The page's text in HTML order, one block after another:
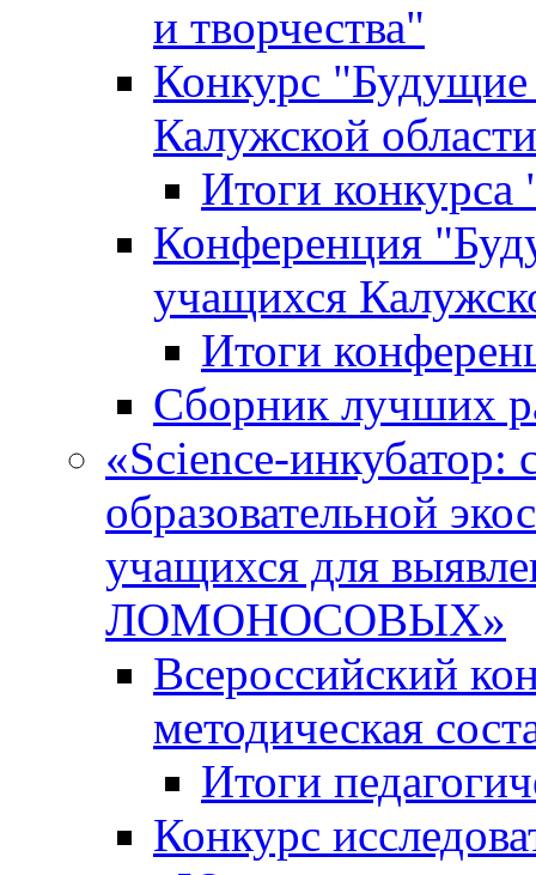
и творчества"
Конкурс
Калужской области
Итоги
Конференция
учащихся
Итоги
Сборник лучших
«Science-инкубатор:
образовательной
учащихся для
ЛОМОНОСОВЫХ»
Всероссийский
методическая
Итоги
Конкурс